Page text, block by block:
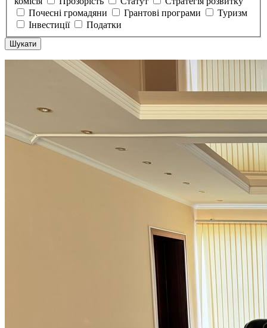
Почесні громадяни
Грантові програми
Туризм
Інвестиції
Податки
Шукати